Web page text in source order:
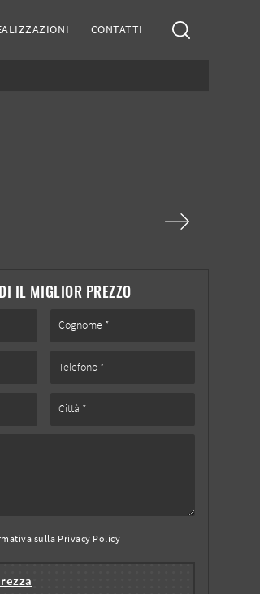
CONTATTI
IL MIGLIOR PREZZO
sulla Privacy Policy